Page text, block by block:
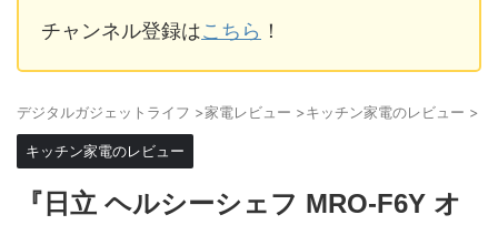
チャンネル登録はこちら ！
デジタルガジェットライフ >家電レビュー >キッチン家電のレビュー >
キッチン家電のレビュー
『日立 ヘルシーシェフ MRO-F6Y オ